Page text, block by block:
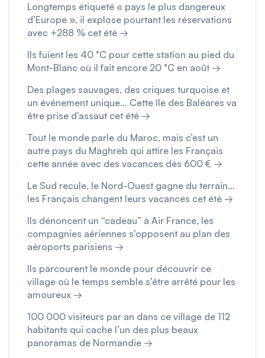
Longtemps étiqueté « pays le plus dangereux
d’Europe », il explose pourtant les réservations
avec +288 % cet été →
Ils fuient les 40 °C pour cette station au pied du
Mont-Blanc où il fait encore 20 °C en août →
Des plages sauvages, des criques turquoise et
un événement unique… Cette île des Baléares va
être prise d’assaut cet été →
Tout le monde parle du Maroc, mais c’est un
autre pays du Maghreb qui attire les Français
cette année avec des vacances dès 600 € →
Le Sud recule, le Nord-Ouest gagne du terrain…
les Français changent leurs vacances cet été →
Ils dénoncent un “cadeau” à Air France, les
compagnies aériennes s’opposent au plan des
aéroports parisiens →
Ils parcourent le monde pour découvrir ce
village où le temps semble s’être arrêté pour les
amoureux →
100 000 visiteurs par an dans ce village de 112
habitants qui cache l’un des plus beaux
panoramas de Normandie →